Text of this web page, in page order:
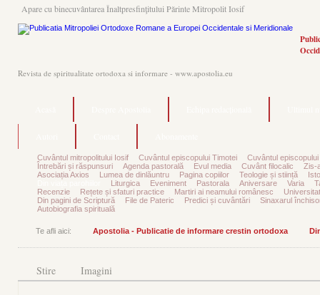
Apare cu binecuvântarea Înaltpresfinţitului Părinte Mitropolit Iosif
Revista de spiritualitate ortodoxa si informare - www.apostolia.eu
Cuvântul mitropolitului Iosif Cuvântul episcopului Timotei
Cuvântul episcopului
Întrebări și răspunsuri
Agenda pastorală Evul media Cuvânt filocalic
Zis-
Asociația Axios
Lumea de dinlăuntru Pagina copiilor Teologie și stiință
Liturgica Eveniment Pastorala Aniversare Varia
Recenzie
Rețete și sfaturi practice Martiri ai neamului românesc
Din pagini de Scriptură
File de Pateric Predici și cuvântări
Sinaxarul
Autobiografia spirituală
Te afli aici: Apostolia - Publicatie de informare crestin ortodoxa
Stire Imagini